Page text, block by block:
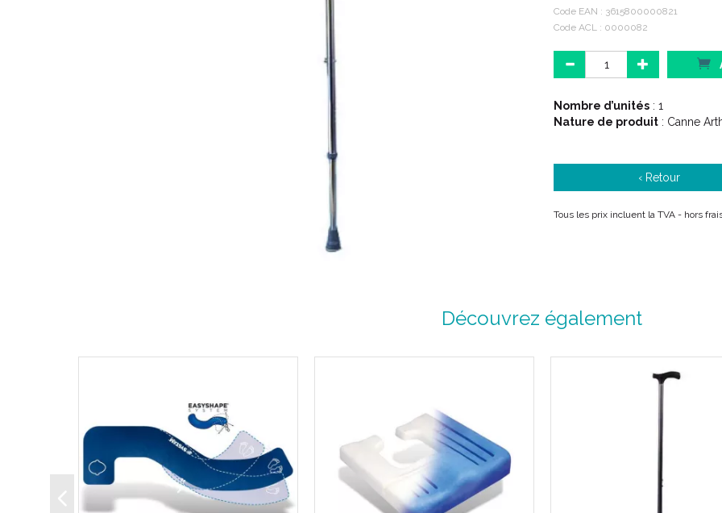
La canne arthritique est une
arthrite (inflammation des
avec une poignée au bout.
L' utilisateur pourra alors
Le patient utilise ainsi son
Caractéristiques :
Taille : 92/120 cm.
Finition brillante.
Poids maximum utilisateur =
Code ACL : 4260985
Code EAN : 3615800000821
Code ACL : 0000082
Nombre d’unités : 1
Nature de produit : Canne
‹ Retour
Tous les prix incluent la TVA - hors
Découvrez également